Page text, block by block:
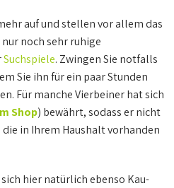
auf und stellen vor allem das
noch sehr ruhige
Suchspiele. Zwingen Sie notfalls
Sie ihn für ein paar Stunden
Für manche Vierbeiner hat sich
Shop) bewährt, sodass er nicht
in Ihrem Haushalt vorhanden
hier natürlich ebenso Kau-